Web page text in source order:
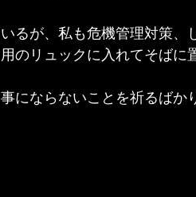
るが、私も危機管理対策
のリュックに入れてそばに
にならないことを祈るばか